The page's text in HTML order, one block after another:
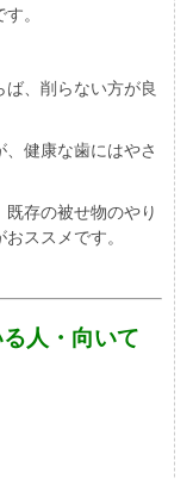
す。
、削らない方が良
健康な歯にはやさ
存の被せ物のやり
ススメです。
人・向いて